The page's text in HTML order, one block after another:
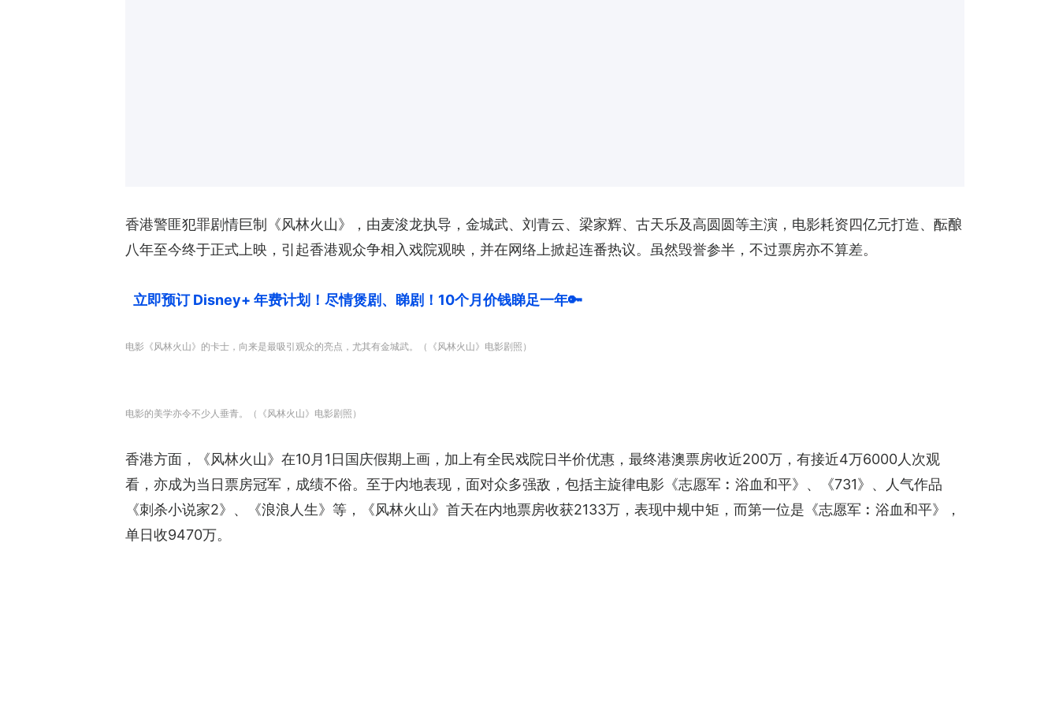
香港警匪犯罪剧情巨制《风林火山》，由麦浚龙执导，金城武、刘青云、梁家辉、古天乐及高圆圆等主演，电影耗资四亿元打造、酝酿
八年至今终于正式上映，引起香港观众争相入戏院观映，并在网络上掀起连番热议。虽然毁誉参半，不过票房亦不算差。
立即预订 Disney+ 年费计划！尽情煲剧、睇剧！10个月价钱睇足一年🔑
电影《风林火山》的卡士，向来是最吸引观众的亮点，尤其有金城武。（《风林火山》电影剧照）
电影的美学亦令不少人垂青。（《风林火山》电影剧照）
香港方面，《风林火山》在10月1日国庆假期上画，加上有全民戏院日半价优惠，最终港澳票房收近200万，有接近4万6000人次观
看，亦成为当日票房冠军，成绩不俗。至于内地表现，面对众多强敌，包括主旋律电影《志愿军︰浴血和平》、《731》、人气作品
《刺杀小说家2》、《浪浪人生》等，《风林火山》首天在内地票房收获2133万，表现中规中矩，而第一位是《志愿军︰浴血和平》，
单日收9470万。